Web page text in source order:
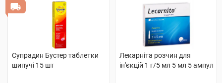
Супрадин Бустер таблетки
шипучі 15 шт
Лекарніта розчин для
ін'єкцій 1 г/5 мл 5 мл 5 ампул